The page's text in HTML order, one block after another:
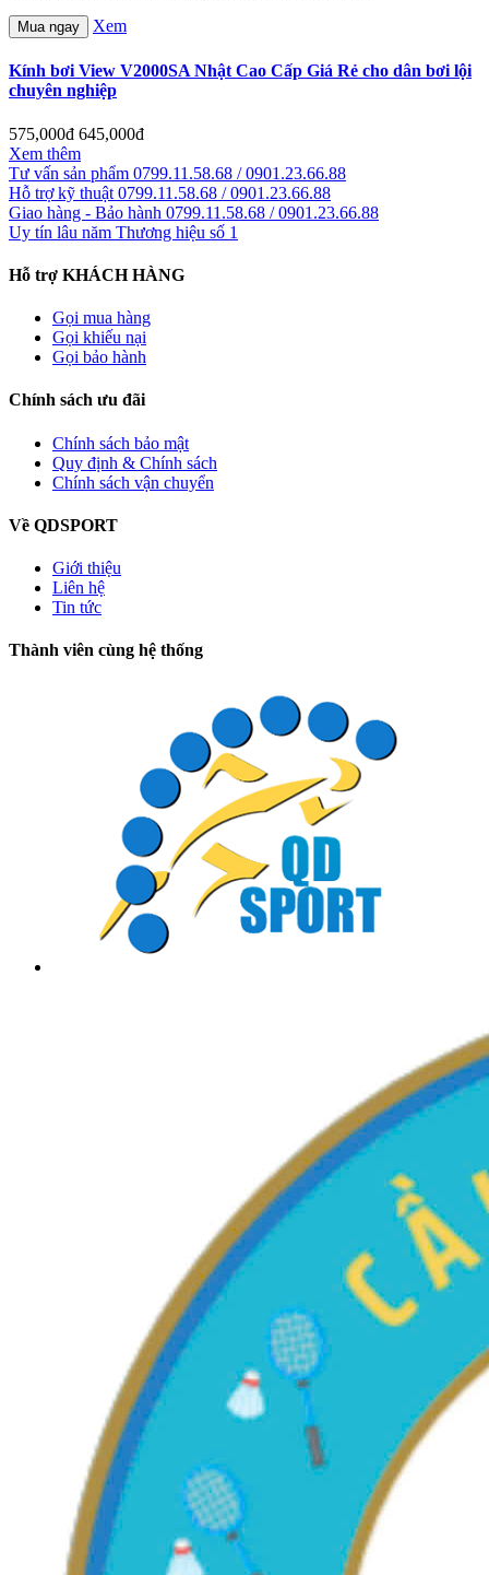
Mua ngay Xem
Kính bơi View V2000SA Nhật Cao Cấp Giá Rẻ cho dân bơi lội
chuyên nghiệp
575,000đ 645,000đ
Xem thêm
Tư vấn sản phẩm 0799.11.58.68 / 0901.23.66.88
Hỗ trợ kỹ thuật 0799.11.58.68 / 0901.23.66.88
Giao hàng - Bảo hành 0799.11.58.68 / 0901.23.66.88
Uy tín lâu năm Thương hiệu số 1
Hỗ trợ KHÁCH HÀNG
Gọi mua hàng
Gọi khiếu nại
Gọi bảo hành
Chính sách ưu đãi
Chính sách bảo mật
Quy định & Chính sách
Chính sách vận chuyển
Về QDSPORT
Giới thiệu
Liên hệ
Tin tức
Thành viên cùng hệ thống